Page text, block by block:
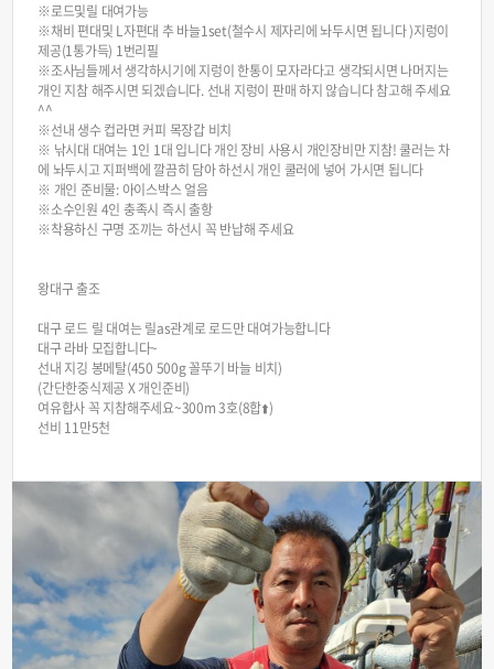
※로드및릴 대여가능
※채비 편대및 L자편대 추 바늘1set(철수시 제자리에 놔두시면 됩니다 )지렁이
제공(1통가득) 1번리필
※조사님들께서 생각하시기에 지렁이 한통이 모자라다고 생각되시면 나머지는
개인 지참 해주시면 되겠습니다. 선내 지렁이 판매 하지 않습니다 참고해 주세요
^^
※선내 생수 컵라면 커피 목장갑 비치
※ 낚시대 대여는 1인 1대 입니다 개인 장비 사용시 개인장비만 지참! 쿨러는 차
에 놔두시고 지퍼백에 깔끔히 담아 하선시 개인 쿨러에 넣어 가시면 됩니다
※ 개인 준비물: 아이스박스 얼음
※소수인원 4인 충족시 즉시 출항
※착용하신 구명 조끼는 하선시 꼭 반납해 주세요
왕대구 출조
대구 로드 릴 대여는 릴as관계로 로드만 대여가능합니다
대구 라바 모집합니다~
선내 지깅 봉메탈(450 500g 꼴뚜기 바늘 비치)
(간단한중식제공 X 개인준비)
여유합사 꼭 지참해주세요~300m 3호(8합⬆️)
선비 11만5천